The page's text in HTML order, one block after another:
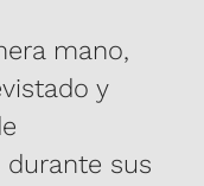
mano,
y
durante sus